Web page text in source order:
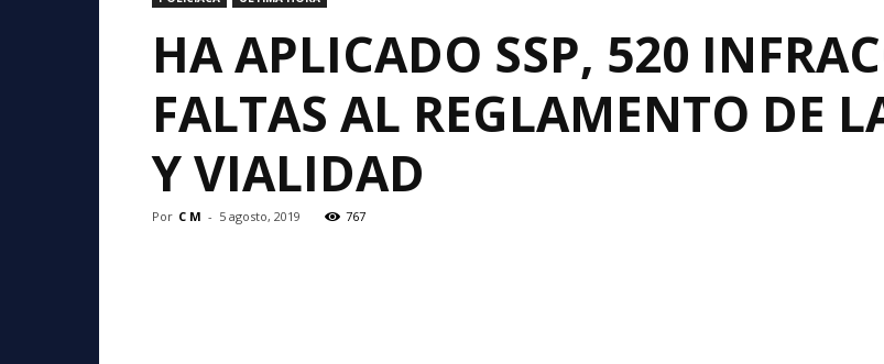
HA APLICADO SSP, 520
FALTAS AL REGLAMENTO DE
Y VIALIDAD
Por C M - 5 agosto, 2019 767